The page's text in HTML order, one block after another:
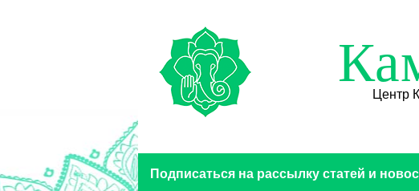
Центр
Подписаться на рассылку статей и